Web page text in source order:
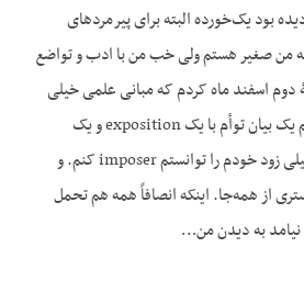
بود یک‌خورده البته برای پیرمردهای
من صغیر هستم ولی خب من با ادب و تواضع
اسفند ماه کردم که مبانی علمی خیلی
استواری داشت و بیانش هم یک بیان توأم با یک exposition و یک
vocabulaire علمی بود خیلی زود خودم را توانستم imposer کنم. و
از همه‌جا. این‏که انصافاً همه هم تحمل
به دیدن من…